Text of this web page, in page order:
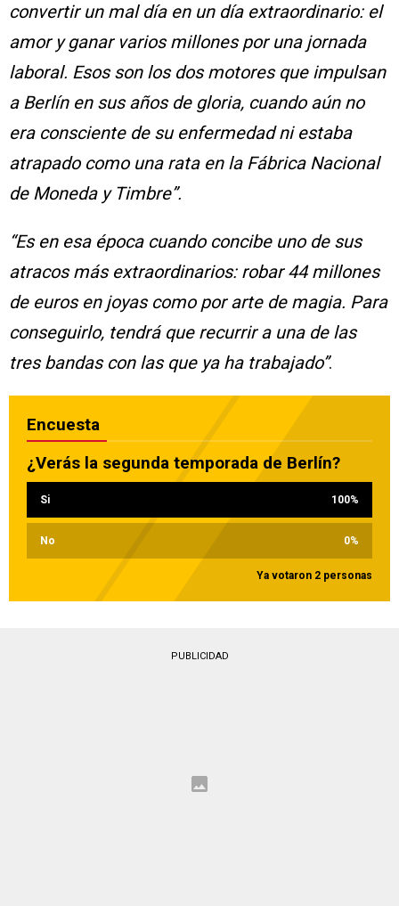
convertir un mal día en un día extraordinario: el
amor y ganar varios millones por una jornada
laboral. Esos son los dos motores que impulsan
a Berlín en sus años de gloria, cuando aún no
era consciente de su enfermedad ni estaba
atrapado como una rata en la Fábrica Nacional
de Moneda y Timbre”.
“Es en esa época cuando concibe uno de sus
atracos más extraordinarios: robar 44 millones
de euros en joyas como por arte de magia. Para
conseguirlo, tendrá que recurrir a una de las
tres bandas con las que ya ha trabajado”.
Encuesta
¿Verás la segunda temporada de Berlín?
Si 100%
No 0%
Ya votaron 2 personas
PUBLICIDAD